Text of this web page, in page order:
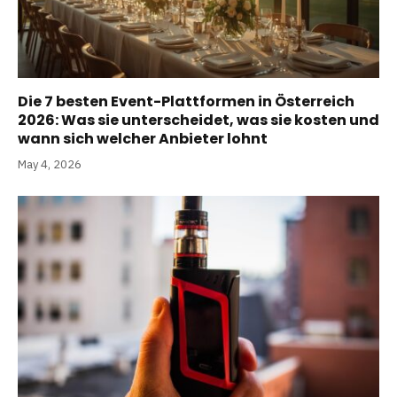
Die 7 besten Event-Plattformen in Österreich
2026: Was sie unterscheidet, was sie kosten und
wann sich welcher Anbieter lohnt
May 4, 2026